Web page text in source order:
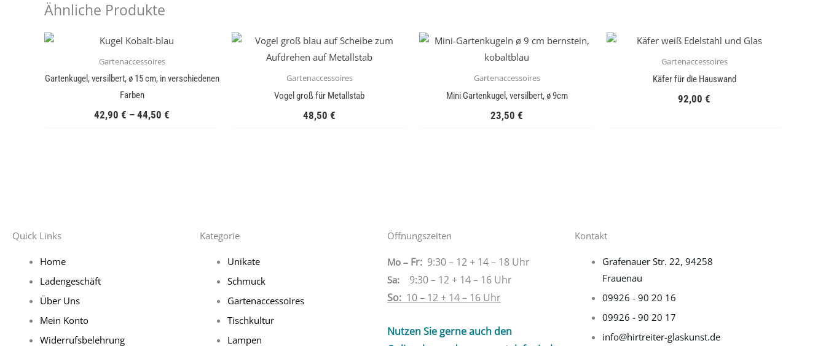
Ähnliche Produkte
Gartenaccessoires
Gartenkugel, versilbert, ø 15 cm, in verschiedenen
Farben
42,90 € – 44,50 €
Gartenaccessoires
Vogel groß für Metallstab
48,50 €
Gartenaccessoires
Mini Gartenkugel, versilbert, ø 9cm
23,50 €
Gartenaccessoires
Käfer für die Hauswand
92,00 €
Quick Links
Home
Ladengeschäft
Über Uns
Mein Konto
Widerrufsbelehrung
Kategorie
Unikate
Schmuck
Gartenaccessoires
Tischkultur
Lampen
Öffnungszeiten
Mo – Fr: 9:30 – 12 + 14 – 18 Uhr
Sa: 9:30 – 12 + 14 – 16 Uhr
So: 10 – 12 + 14 – 16 Uhr
Nutzen Sie gerne auch den
Kontakt
Grafenauer Str. 22, 94258
Frauenau
09926 - 90 20 16
09926 - 90 20 17
info@hirtreiter-glaskunst.de